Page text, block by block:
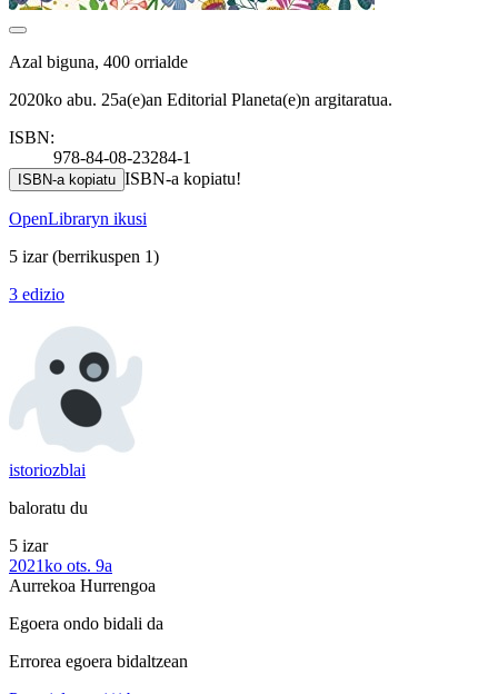
Azal biguna, 400 orrialde
2020ko abu. 25a(e)an Editorial Planeta(e)n argitaratua.
ISBN:
978-84-08-23284-1
ISBN-a kopiatu ISBN-a kopiatu!
OpenLibraryn ikusi
5 izar(berrikuspen 1)
3 edizio
istoriozblai
baloratu du
5 izar
2021ko ots. 9a
Aurrekoa Hurrengoa
Egoera ondo bidali da
Errorea egoera bidaltzean